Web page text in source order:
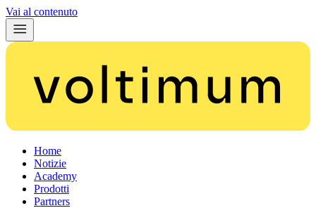
Vai al contenuto
Home
Notizie
Academy
Prodotti
Partners